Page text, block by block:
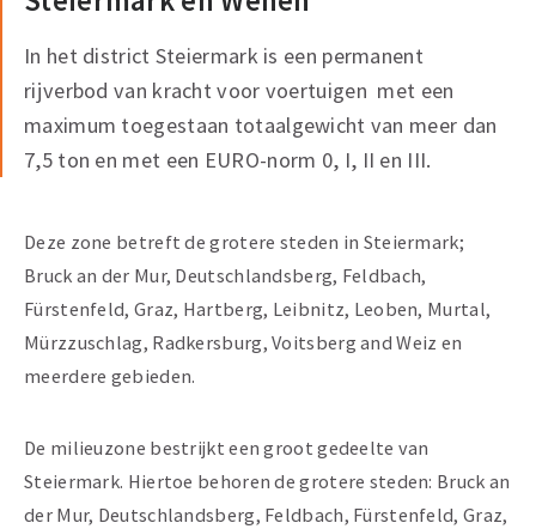
In het district Steiermark is een permanent
rijverbod van kracht voor voertuigen met een
maximum toegestaan totaalgewicht van meer dan
7,5 ton en met een EURO-norm 0, I, II en III.
Deze zone betreft de grotere steden in Steiermark;
Bruck an der Mur, Deutschlandsberg, Feldbach,
Fürstenfeld, Graz, Hartberg, Leibnitz, Leoben, Murtal,
Mürzzuschlag, Radkersburg, Voitsberg and Weiz en
meerdere gebieden.
De milieuzone bestrijkt een groot gedeelte van
Steiermark. Hiertoe behoren de grotere steden: Bruck an
der Mur, Deutschlandsberg, Feldbach, Fürstenfeld, Graz,